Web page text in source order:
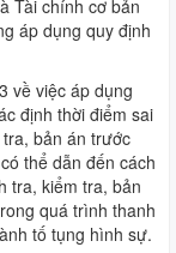
Tài chính cơ bản
áp dụng quy định
về việc áp dụng
định thời điểm sai
bản án trước
thể dẫn đến cách
tra, kiểm tra, bản
quá trình thanh
tố tụng hình sự.